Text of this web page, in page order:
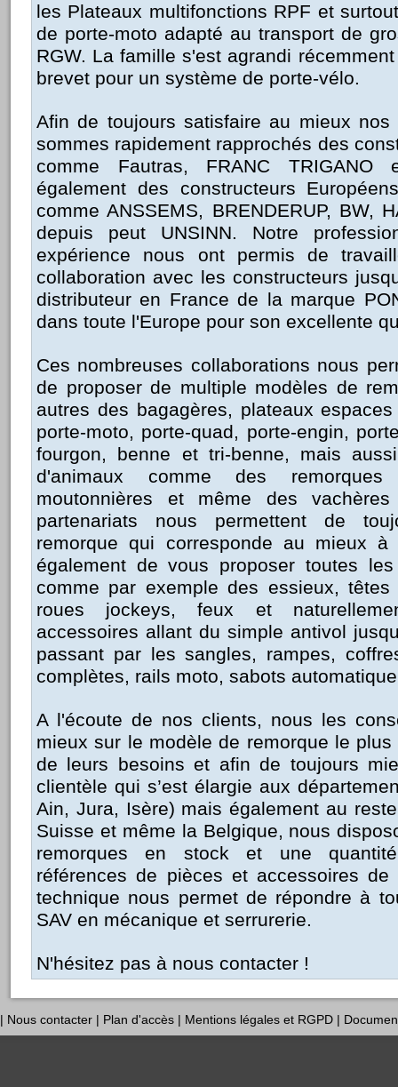
les Plateaux multifonctions RPF et
de porte-moto adapté au transport de
RGW. La famille s'est agrandi
brevet pour un système de porte-vélo.
Afin de toujours satisfaire au mieux
sommes rapidement rapprochés des
comme Fautras, FRANC TRIGANO
également des constructeurs
comme ANSSEMS, BRENDERUP, BW,
depuis peut UNSINN. Notre
expérience nous ont permis de
collaboration avec les constructeurs
distributeur en France de la marque
dans toute l'Europe pour son excellente
Ces nombreuses collaborations nous
de proposer de multiple modèles de
autres des bagagères, plateaux
porte-moto, porte-quad, porte-engin,
fourgon, benne et tri-benne, mais
d'animaux comme des
moutonnières et même des
partenariats nous permettent de
remorque qui corresponde au mieux
également de vous proposer toutes
comme par exemple des essieux, têtes
roues jockeys, feux et
accessoires allant du simple antivol
passant par les sangles, rampes,
complètes, rails moto, sabots
A l'écoute de nos clients, nous les
mieux sur le modèle de remorque le
de leurs besoins et afin de toujours
clientèle qui s’est élargie aux
Ain, Jura, Isère) mais également au
Suisse et même la Belgique, nous
remorques en stock et une
références de pièces et accessoires
technique nous permet de répondre à
SAV en mécanique et serrurerie.
N'hésitez pas à nous contacter !
| Nous contacter | Plan d'accès | Mentions légales et RGPD |